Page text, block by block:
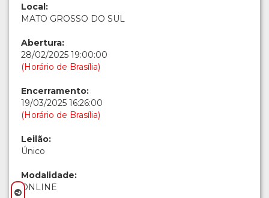
Local:
MATO GROSSO DO SUL
Abertura:
28/02/2025 19:00:00
(Horário de Brasília)
Encerramento:
19/03/2025 16:26:00
(Horário de Brasília)
Leilão:
Único
Modalidade:
ONLINE